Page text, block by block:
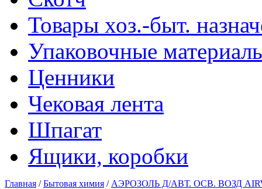
Товары хоз.-быт.
Упаковочные
Ценники
Чековая лента
Шпагат
Ящики, коробки
Главная /Бытовая химия / АЭРОЗОЛЬ Д/АВТ. ОСВ. ВОЗД